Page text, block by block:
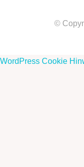
©
WordPress Cookie